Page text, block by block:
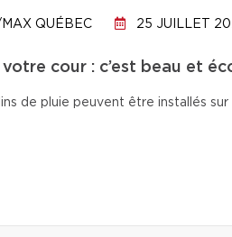
QUÉBEC 25 JUILLET
cour : c’est beau et
de pluie peuvent être installés